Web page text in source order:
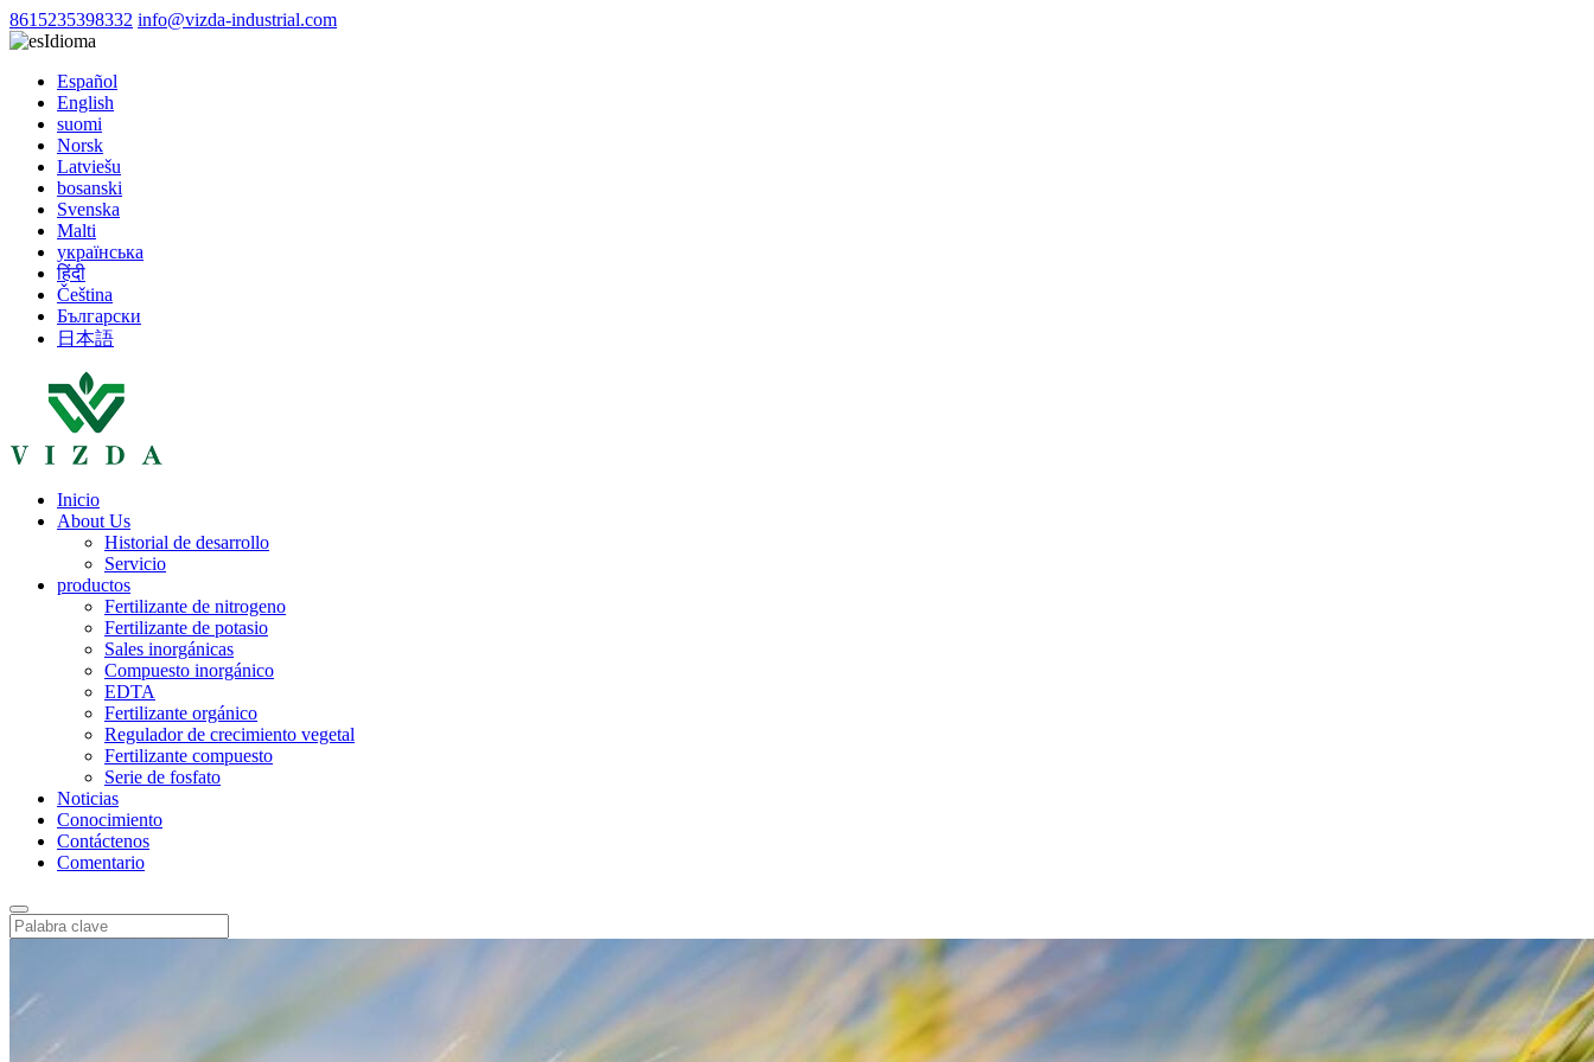
8615235398332 info@vizda-industrial.com
Idioma
Español
English
suomi
Norsk
Latviešu
bosanski
Svenska
Malti
українська
हिंदी
Čeština
Български
日本語
Inicio
About Us
Historial de desarrollo
Servicio
productos
Fertilizante de nitrogeno
Fertilizante de potasio
Sales inorgánicas
Compuesto inorgánico
EDTA
Fertilizante orgánico
Regulador de crecimiento vegetal
Fertilizante compuesto
Serie de fosfato
Noticias
Conocimiento
Contáctenos
Comentario